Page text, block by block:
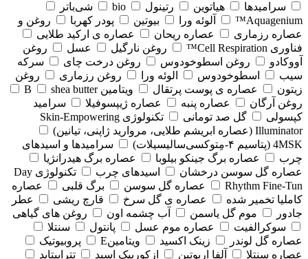
سرامیدها
هیاتوین رتینول bio
شی‌باتر
Aquagenium™
آلوئه ورا بیوتین پودر کهربا
روغن و
عصاره رزماری
عصاره ریحان
عصاره ی ارکید طلایی
فناوری Cell Respiration™
روغن نارگیل عسل
روغن
آووکادو
روغن اسطوخودوس روغن درخت چای
سرکه
سیب
اسطوخودوس الوئه ورا روغن رزماری
روغن
زیتون
عصاره ی پوست پرتقال ویتامین Bshea butter
روغن آرگان
عصاره پنبه عصاره ژیپسوفیلا
سرامید
کپسولی
گل صد تومانی
تکنولوژی Skin-Empowering
Illuminator (عصاره ابریشم طلایی، مروارید ژاپنی، تیانین)
4MSK (پتاسیم ۴‑مِتوکسی‌سالیسیلات)
سرامیدها و اسیدهای
چرب
عصاره برگ جینکو بیلوبا
عصاره برگ هیدرانژیا
عصاره گل سوسن درخشان
اسیدهای چرب
تکنولوژی Day
Rhythm Fine‑Tun
عصاره گل سوسن برگ قلبی
عصاره
کاملیا تخمیر شده
عصاره ی گل سرخ قارچ ریشی
عطر
جادور
موم گل یاسمن آب چشمه اون
روغن های گیاهی
سوکرالفیت
عصاره موم عسل پانتول
سنتلا
عصاره گل لوندر
زینک اکسید ویتامینE
پروبیوتیک
عصاره سنتلا
آلفا اربوتین ازکوربیک اسید تتراپپتاید